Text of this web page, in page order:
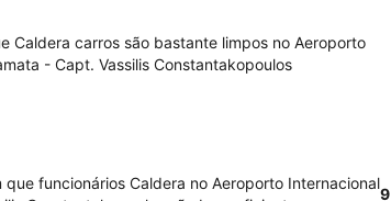
Caldera carros são bastante limpos no Aeroporto
- Capt. Vassilis Constantakopoulos
que funcionários Caldera no Aeroporto Internacional
9